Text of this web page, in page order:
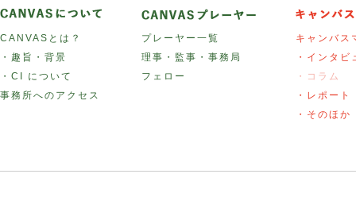
CANVASとは？
・趣旨・背景
・CI について
事務所へのアクセス
プレーヤー一覧
理事・監事・事務局
フェロー
キャンバス
・インタビ
・コラム
・レポート
・そのほか